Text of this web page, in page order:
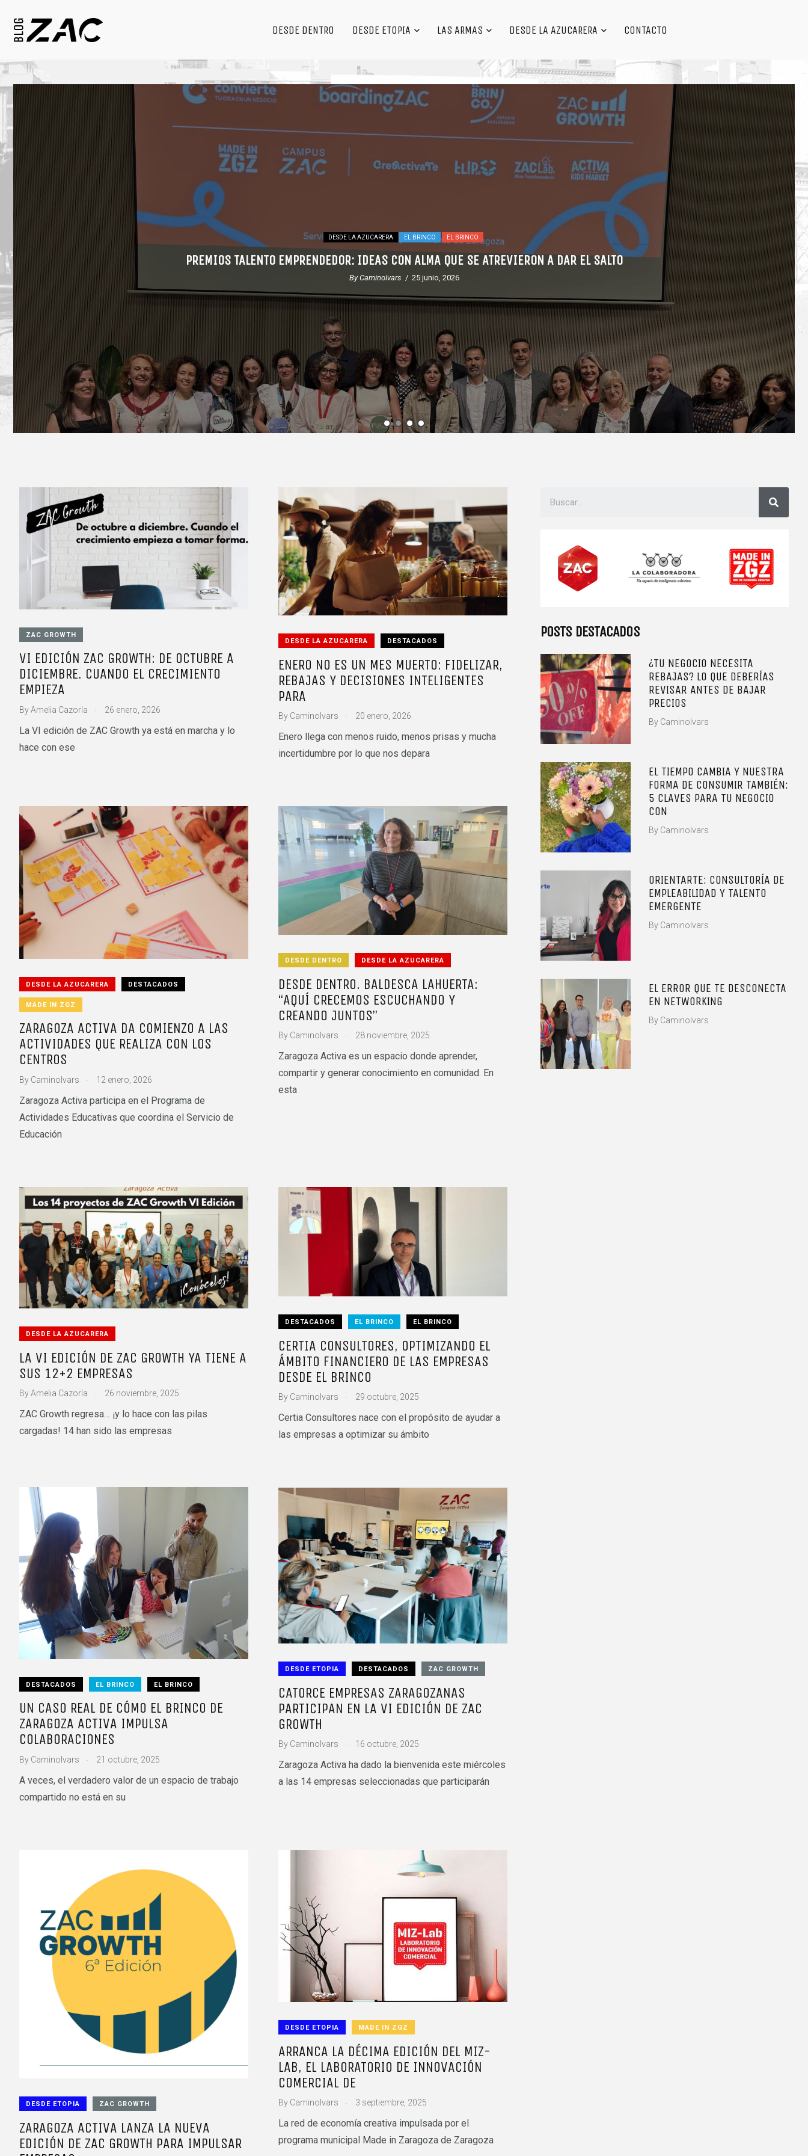
DESDE DENTRO DESDE ETOPIA LAS ARMAS DESDE LA AZUCARERA CONTACTO
DESDE LA AZUCARERA EL BRINCO EL BRINCO
PREMIOS TALENTO EMPRENDEDOR: IDEAS CON ALMA QUE SE ATREVIERON A DAR EL SALTO
By CaminoIvars / 25 junio, 2026
ZAC GROWTH
VI EDICIÓN ZAC GROWTH: DE OCTUBRE A
DICIEMBRE. CUANDO EL CRECIMIENTO
EMPIEZA
ByAmelia Cazorla 26 enero, 2026
La VI edición de ZAC Growth ya está en marcha y lo
hace con ese
DESDE LA AZUCARERA DESTACADOS
ENERO NO ES UN MES MUERTO: FIDELIZAR,
REBAJAS Y DECISIONES INTELIGENTES
PARA
By CaminoIvars 20 enero, 2026
Enero llega con menos ruido, menos prisas y mucha
incertidumbre por lo que nos depara
DESDE LA AZUCARERA DESTACADOS
MADE IN ZGZ
ZARAGOZA ACTIVA DA COMIENZO A LAS
ACTIVIDADES QUE REALIZA CON LOS
CENTROS
By CaminoIvars 12 enero, 2026
Zaragoza Activa participa en el Programa de
Actividades Educativas que coordina el Servicio de
Educación
DESDE DENTRO DESDE LA AZUCARERA
DESDE DENTRO. BALDESCA LAHUERTA:
“AQUÍ CRECEMOS ESCUCHANDO Y
CREANDO JUNTOS”
By CaminoIvars 28 noviembre, 2025
Zaragoza Activa es un espacio donde aprender,
compartir y generar conocimiento en comunidad. En
esta
DESDE LA AZUCARERA
LA VI EDICIÓN DE ZAC GROWTH YA TIENE A
SUS 12+2 EMPRESAS
ByAmelia Cazorla . 26 noviembre, 2025
ZAC Growth regresa… ¡y lo hace con las pilas
cargadas! 14 han sido las empresas
DESTACADOS EL BRINCO EL BRINCO
CERTIA CONSULTORES, OPTIMIZANDO EL
ÁMBITO FINANCIERO DE LAS EMPRESAS
DESDE EL BRINCO
By CaminoIvars 29 octubre, 2025
Certia Consultores nace con el propósito de ayudar a
las empresas a optimizar su ámbito
DESTACADOS EL BRINCO EL BRINCO
UN CASO REAL DE CÓMO EL BRINCO DE
ZARAGOZA ACTIVA IMPULSA
COLABORACIONES
By CaminoIvars 21 octubre, 2025
A veces, el verdadero valor de un espacio de trabajo
compartido no está en su
DESDE ETOPIA DESTACADOS ZAC GROWTH
CATORCE EMPRESAS ZARAGOZANAS
PARTICIPAN EN LA VI EDICIÓN DE ZAC
GROWTH
By CaminoIvars 16 octubre, 2025
Zaragoza Activa ha dado la bienvenida este miércoles
a las 14 empresas seleccionadas que participarán
DESDE ETOPIA ZAC GROWTH
ZARAGOZA ACTIVA LANZA LA NUEVA
EDICIÓN DE ZAC GROWTH PARA IMPULSAR
DESDE ETOPIA MADE IN ZGZ
ARRANCA LA DÉCIMA EDICIÓN DEL MIZ-
LAB, EL LABORATORIO DE INNOVACIÓN
COMERCIAL DE
By CaminoIvars . 3 septiembre, 2025
La red de economía creativa impulsada por el
programa municipal Made in Zaragoza de Zaragoza
POSTS DESTACADOS
¿TU NEGOCIO NECESITA
REBAJAS? LO QUE DEBERÍAS
REVISAR ANTES DE BAJAR
PRECIOS
By CaminoIvars
EL TIEMPO CAMBIA Y NUESTRA
FORMA DE CONSUMIR TAMBIÉN:
5 CLAVES PARA TU NEGOCIO
CON
By CaminoIvars
ORIENTARTE: CONSULTORÍA DE
EMPLEABILIDAD Y TALENTO
EMERGENTE
By CaminoIvars
EL ERROR QUE TE DESCONECTA
EN NETWORKING
By CaminoIvars